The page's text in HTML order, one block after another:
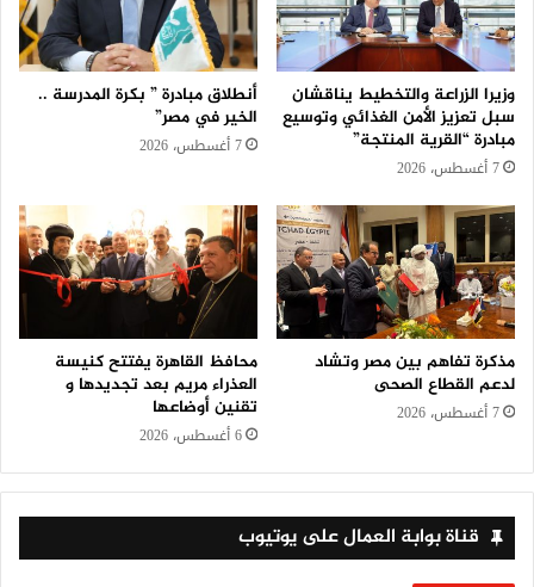
وزيرا الزراعة والتخطيط يناقشان
سبل تعزيز الأمن الغذائي وتوسيع
مبادرة “القرية المنتجة”
7 أغسطس، 2026
أنطلاق مبادرة ” بكرة المدرسة ..
الخير في مصر”
7 أغسطس، 2026
مذكرة تفاهم بين مصر وتشاد
لدعم القطاع الصحى
7 أغسطس، 2026
محافظ القاهرة يفتتح كنيسة
العذراء مريم بعد تجديدها و
تقنين أوضاعها
6 أغسطس، 2026
قناة بوابة العمال على يوتيوب